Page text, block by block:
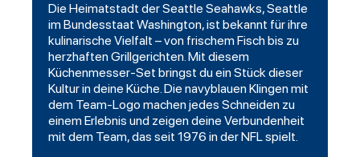
Die Heimatstadt der Seattle Seahawks, Seattle
im Bundesstaat Washington, ist bekannt für ihre
kulinarische Vielfalt – von frischem Fisch bis zu
herzhaften Grillgerichten. Mit diesem
Küchenmesser-Set bringst du ein Stück dieser
Kultur in deine Küche. Die navyblauen Klingen mit
dem Team-Logo machen jedes Schneiden zu
einem Erlebnis und zeigen deine Verbundenheit
mit dem Team, das seit 1976 in der NFL spielt.